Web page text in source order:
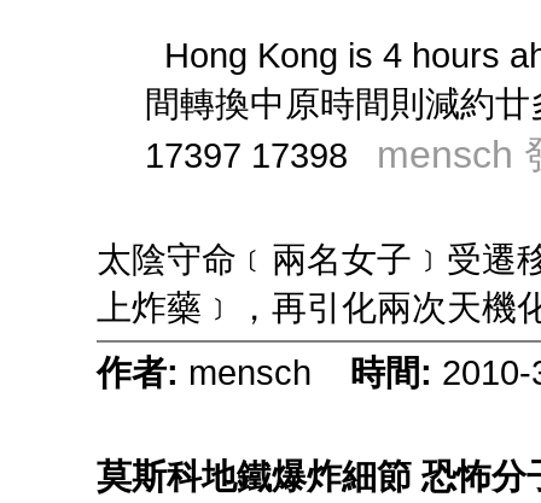
Hong Kong is 4 hours
間轉換中原時間則減約
17397 17398 mensch
太陰守命﹝兩名女子﹞受遷
上炸藥﹞，再引化兩次天
作者: mensch 時間: 2010-
莫斯科地鐵爆炸細節 恐怖分